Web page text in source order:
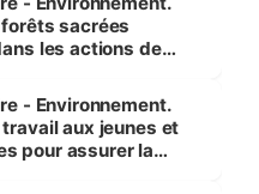
sacrées
les actions de
- Environnement.
travail aux jeunes et
pour assurer la